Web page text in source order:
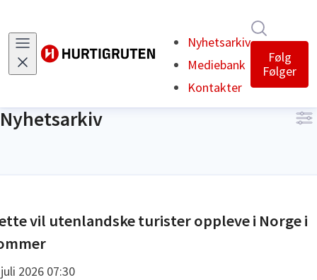
Nyhetsarkiv(current)
Mediebank
Kontakter
Følg
Følger
Nyhetsarkiv
vil utenlandske turister oppleve i Norge i
2026 07:30